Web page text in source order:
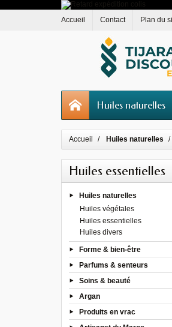
Accueil Contact Plan du
Huiles naturelles
Accueil Huiles naturelles
Huiles essentielles
Huiles naturelles
Huiles végétales
Huiles essentielles
Huiles divers
Forme & bien-être
Parfums & senteurs
Soins & beauté
Argan
Produits en vrac